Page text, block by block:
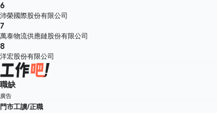
6
沛榮國際股份有限公司
7
萬泰物流供應鏈股份有限公司
8
洋宏股份有限公司
職缺
廣告
門市工讀/正職